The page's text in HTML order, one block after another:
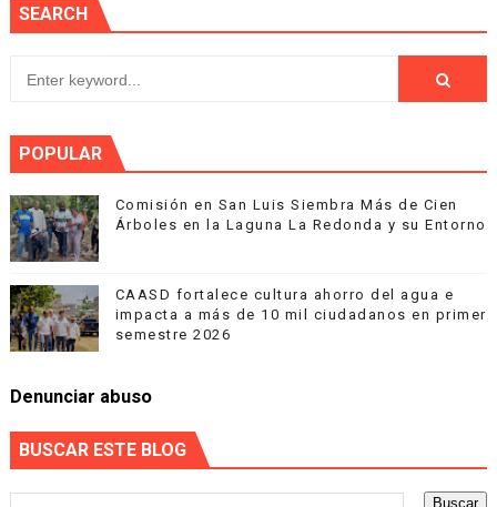
SEARCH
POPULAR
Comisión en San Luis Siembra Más de Cien
Árboles en la Laguna La Redonda y su Entorno
CAASD fortalece cultura ahorro del agua e
impacta a más de 10 mil ciudadanos en primer
semestre 2026
Denunciar abuso
BUSCAR ESTE BLOG